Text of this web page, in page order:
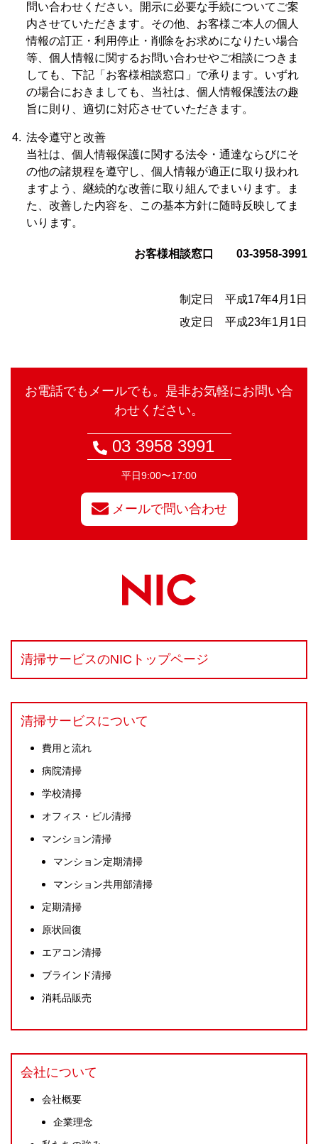
問い合わせください。開示に必要な手続についてご案
内させていただきます。その他、お客様ご本人の個人
情報の訂正・利用停止・削除をお求めになりたい場合
等、個人情報に関するお問い合わせやご相談につきま
しても、下記「お客様相談窓口」で承ります。いずれ
の場合におきましても、当社は、個人情報保護法の趣
旨に則り、適切に対応させていただきます。
法令遵守と改善
当社は、個人情報保護に関する法令・通達ならびにそ
の他の諸規程を遵守し、個人情報が適正に取り扱われ
ますよう、継続的な改善に取り組んでまいります。ま
た、改善した内容を、この基本方針に随時反映してま
いります。
お客様相談窓口 03-3958-3991
制定日 平成17年4月1日
改定日 平成23年1月1日
お電話でもメールでも。是非お気軽にお問い合
わせください。
03 3958 3991
平日9:00〜17:00
メールで問い合わせ
清掃サービスのNICトップページ
清掃サービスについて
費用と流れ
病院清掃
学校清掃
オフィス・ビル清掃
マンション清掃
マンション定期清掃
マンション共用部清掃
定期清掃
原状回復
エアコン清掃
ブラインド清掃
消耗品販売
会社について
会社概要
企業理念